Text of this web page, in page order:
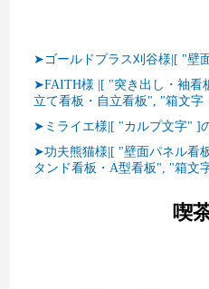
➤ゴールドプラス刈谷様|[ "壁
➤FAITH様 |[ "突き出し・袖看
立て看板・自立看板", "箱文
➤ミライエ様|[ "カルプ文字" ]
➤功夫熊猫様|[ "壁面パネル看
タンド看板・A型看板", "箱文
喫